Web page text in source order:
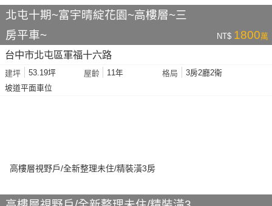
北屯十期~富宇晴綻花園~高樓層~三
房平車~
NT$ 1800萬
台中市北屯區軍福十六路
建坪 53.19坪 屋齡 11年 格局
3房2廳2衛
坡道平面車位